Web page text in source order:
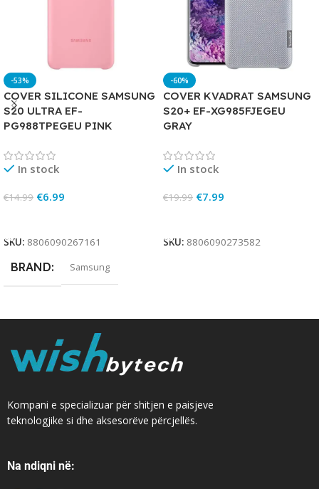
-53%
COVER SILICONE SAMSUNG
S20 ULTRA EF-
PG988TPEGEU PINK
In stock
€14.99 €6.99
SKU: 8806090267161
BRAND Samsung
-60%
COVER KVADRAT SAMSUNG
S20+ EF-XG985FJEGEU
GRAY
In stock
€19.99 €7.99
SKU: 8806090273582
Kompani e specializuar për shitjen e paisjeve
teknologjike si dhe aksesorëve përcjellës.
Na ndiqni në: